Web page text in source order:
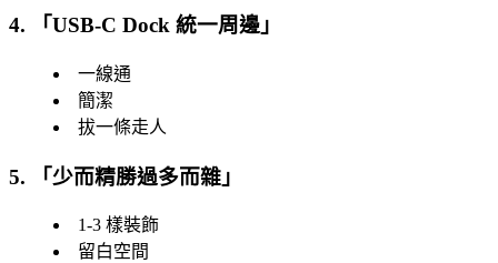
4. 「USB-C Dock 統一周邊」
一線通
簡潔
拔一條走人
5. 「少而精勝過多而雜 」
1-3 樣裝飾
留白空間